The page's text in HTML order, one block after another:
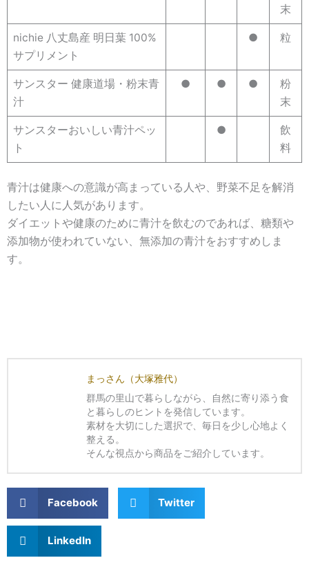
末
nichie 八丈島産 明日葉 100%
サプリメント
● 粒
サンスター 健康道場・粉末青
汁
● ● ●
粉
末
サンスターおいしい青汁ペッ
ト
●
飲
料
青汁は健康への意識が高まっている人や、野菜不足を解消
したい人に人気があります。
ダイエットや健康のために青汁を飲むのであれば、糖類や
添加物が使われていない、無添加の青汁をおすすめしま
す。
まっさん（大塚雅代）
群馬の里山で暮らしながら、自然に寄り添う食
と暮らしのヒントを発信しています。
素材を大切にした選択で、毎日を少し心地よく
整える。
そんな視点から商品をご紹介しています。
Facebook Twitter
LinkedIn